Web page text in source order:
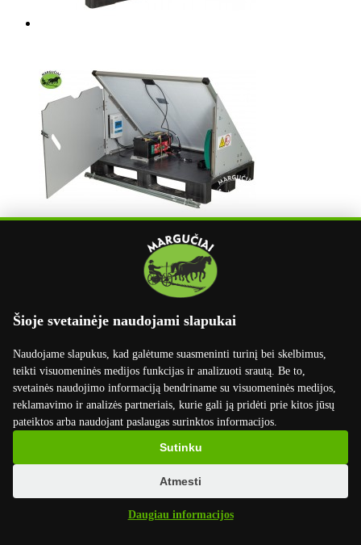
Šioje svetainėje naudojami slapukai
Naudojame slapukus, kad galėtume suasmeninti turinį bei skelbimus,
teikti visuomeninės medijos funkcijas ir analizuoti srautą. Be to,
svetainės naudojimo informaciją bendriname su visuomeninės medijos,
reklamavimo ir analizės partneriais, kurie gali ją pridėti prie kitos jūsų
pateiktos arba naudojant paslaugas surinktos informacijos.
Daugiau informacijos
Sutinku
Atmesti
info@marguciai.lt
Įmonės kodas: 301400534